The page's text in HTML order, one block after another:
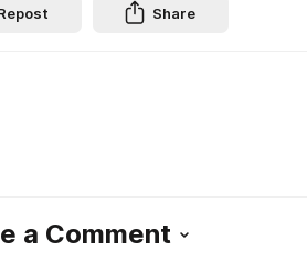
Share
a Comment